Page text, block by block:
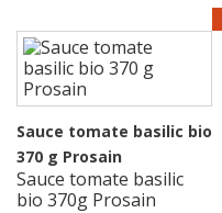
Sauce tomate basilic bio
370 g Prosain
Sauce tomate basilic
bio 370g Prosain